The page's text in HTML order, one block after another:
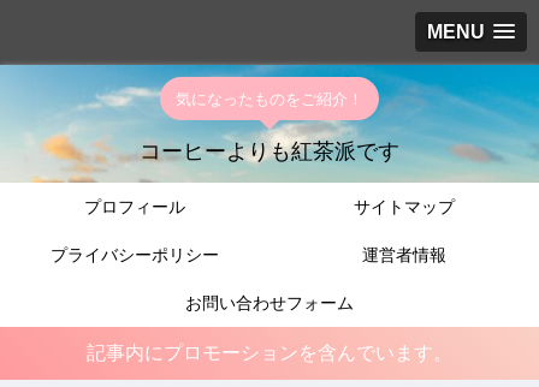
MENU
気になったものをご紹介！
コーヒーよりも紅茶派です
プロフィール サイトマップ
プライバシーポリシー 運営者情報
お問い合わせフォーム
記事内にプロモーションを含んでいます。